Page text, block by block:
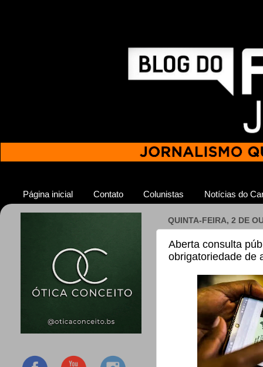
Página inicial Contato Colunistas Notícias do
QUINTA-FEIRA, 2 DE
Aberta consulta
obrigatoriedade de